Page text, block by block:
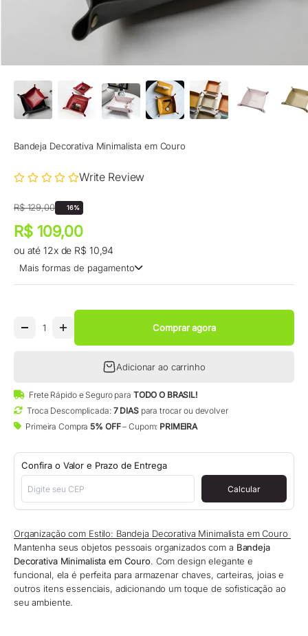
Bandeja Decorativa Minimalista em Couro
Write Review
Preço promocional
Preço normal
R$ 129,00 16%
Preço promocional
R$ 109,00
ou até 12x de R$ 10,94
Mais formas de pagamento
Comprar agora
Adicionar ao carrinho
Frete Rápido e Seguro para TODO O BRASIL!
Troca Descomplicada: 7 DIASpara trocar ou devolver
Primeira Compra5% OFF– Cupom: PRIMEIRA
Confira o Valor e Prazo de Entrega
Calcular
Organização com Estilo: Bandeja Decorativa Minimalista em Couro
Mantenha seus objetos pessoais organizados com a Bandeja
Decorativa Minimalista em Couro. Com design elegante e
funcional, ela é perfeita para armazenar chaves, carteiras, joias e
outros itens essenciais, adicionando um toque de sofisticação ao
seu ambiente.